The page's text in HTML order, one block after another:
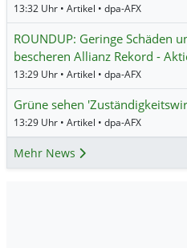
13:32 Uhr • Artikel • dpa-AFX
ROUNDUP: Geringe Schäden
bescheren Allianz Rekord -
13:29 Uhr • Artikel • dpa-AFX
Grüne sehen
13:29 Uhr • Artikel • dpa-AFX
Mehr News